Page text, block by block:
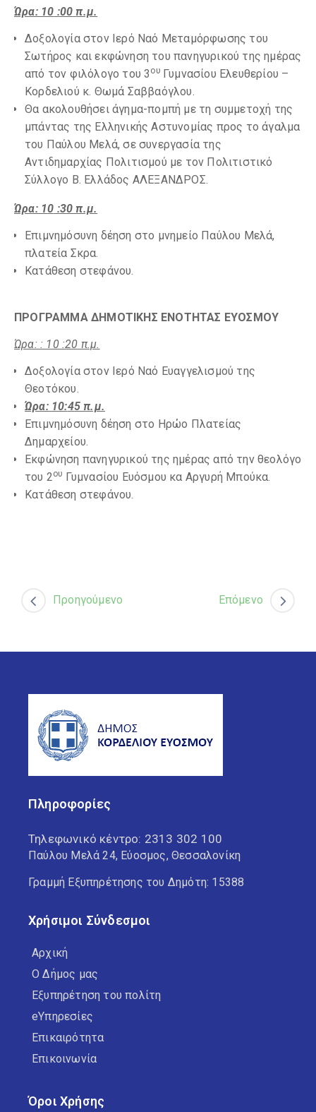
Ώρα: 10 :00 π.μ.
Δοξολογία στον Ιερό Ναό Μεταμόρφωσης του
Σωτήρος και εκφώνηση του πανηγυρικού της ημέρας
από τον φιλόλογο του 3 ου Γυμνασίου Ελευθερίου –
Κορδελιού κ. Θωμά Σαββαόγλου.
Θα ακολουθήσει άγημα-πομπή με τη συμμετοχή της
μπάντας της Ελληνικής Αστυνομίας προς το άγαλμα
του Παύλου Μελά, σε συνεργασία της
Αντιδημαρχίας Πολιτισμού με τον Πολιτιστικό
Σύλλογο Β. Ελλάδος ΑΛΕΞΑΝΔΡΟΣ.
Ώρα: 10 :30 π.μ.
Επιμνημόσυνη δέηση στο μνημείο Παύλου Μελά,
πλατεία Σκρα.
Κατάθεση στεφάνου.
ΠΡΟΓΡΑΜΜΑ ΔΗΜΟΤΙΚΗΣ ΕΝΟΤΗΤΑΣ ΕΥΟΣΜΟΥ
Ώρα: : 10 :20 π.μ.
Δοξολογία στον Ιερό Ναό Ευαγγελισμού της
Θεοτόκου.
Ώρα: 10:45 π.μ.
Επιμνημόσυνη δέηση στο Ηρώο Πλατείας
Δημαρχείου.
Εκφώνηση πανηγυρικού της ημέρας από την θεολόγο
του 2ου Γυμνασίου Ευόσμου κα Αργυρή Μπούκα.
Κατάθεση στεφάνου.
Προηγούμενο Επόμενο
Πληροφορίες
Τηλεφωνικό κέντρο: 2313 302 100
Παύλου Μελά 24, Εύοσμος, Θεσσαλονίκη
Γραμμή Εξυπηρέτησης του Δημότη: 15388
Χρήσιμοι Σύνδεσμοι
Αρχική
Ο Δήμος μας
Εξυπηρέτηση του πολίτη
eΥπηρεσίες
Επικαιρότητα
Επικοινωνία
Όροι Χρήσης